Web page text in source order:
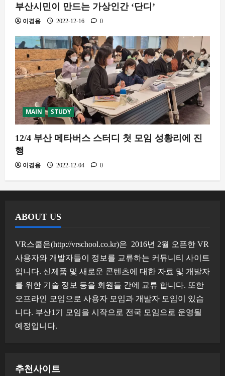
부산시민이 만드는 가상인간 ‘단디’
이경용 2022-12-16 0
MAIN STUDY
12/4 부산 메타버스 스터디 첫 모임 성황리에 진
행
이경용 2022-12-04 0
ABOUT US
VR스쿨은(http://vrschool.co.kr)은 2016년 2월 오픈한 VR
사용자와 개발자들이 정보를 교류하는 커뮤니티 사이트
입니다. 신제품 및 새로운 콘텐츠에 대한 자료 및 개발자
를 위한 기술 정보 등을 회원들 간에 교류 합니다. 또한
오프라인 모임으로 사용자 모임과 개발자 모임이 있습
니다. 부산1기 모임을 시작으로 전국 모임으로 운영될
예정입니다.
추천사이트